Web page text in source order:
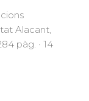
Alacant,
pàg. · 14